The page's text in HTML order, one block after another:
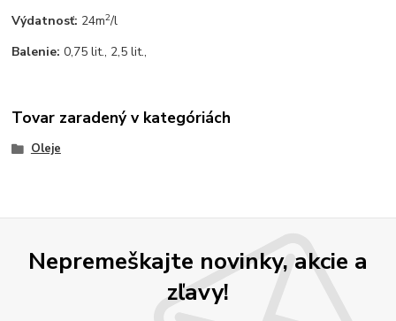
Výdatnosť: 24m2/l
Balenie:0,75 lit., 2,5 lit.,
Tovar zaradený v kategóriách
Oleje
Nepremeškajte novinky, akcie a
zľavy!